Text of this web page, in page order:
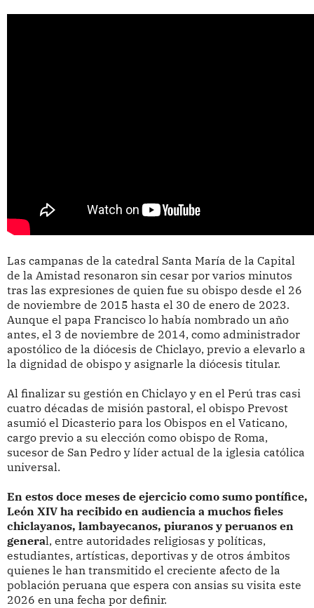
Las campanas de la catedral Santa María de la Capital
de la Amistad resonaron sin cesar por varios minutos
tras las expresiones de quien fue su obispo desde el 26
de noviembre de 2015 hasta el 30 de enero de 2023.
Aunque el papa Francisco lo había nombrado un año
antes, el 3 de noviembre de 2014, como administrador
apostólico de la diócesis de Chiclayo, previo a elevarlo a
la dignidad de obispo y asignarle la diócesis titular.
Al finalizar su gestión en Chiclayo y en el Perú tras casi
cuatro décadas de misión pastoral, el obispo Prevost
asumió el Dicasterio para los Obispos en el Vaticano,
cargo previo a su elección como obispo de Roma,
sucesor de San Pedro y líder actual de la iglesia católica
universal.
En estos doce meses de ejercicio como sumo pontífice,
León XIV ha recibido en audiencia a muchos fieles
chiclayanos, lambayecanos, piuranos y peruanos en
general, entre autoridades religiosas y políticas,
estudiantes, artísticas, deportivas y de otros ámbitos
quienes le han transmitido el creciente afecto de la
población peruana que espera con ansias su visita este
2026 en una fecha por definir.